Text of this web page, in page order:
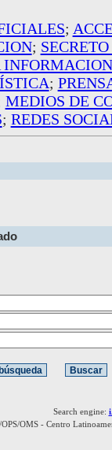
;
;
INFORMACION
;
MEDIOS DE
; REDES
Search engine:
OMS - Centro